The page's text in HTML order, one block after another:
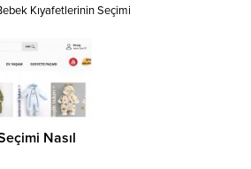
Kıyafetlerinin Seçimi
Nasıl